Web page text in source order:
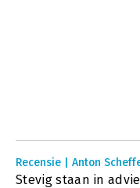
Recensie | Anton
Stevig staan in